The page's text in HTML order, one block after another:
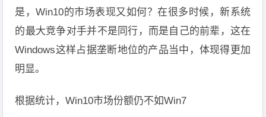
是，Win10的市场表现又如何？在很多时候，新系统
的最大竞争对手并不是同行，而是自己的前辈，这在
Windows这样占据垄断地位的产品当中，体现得更加
明显。
根据统计，Win10市场份额仍不如Win7